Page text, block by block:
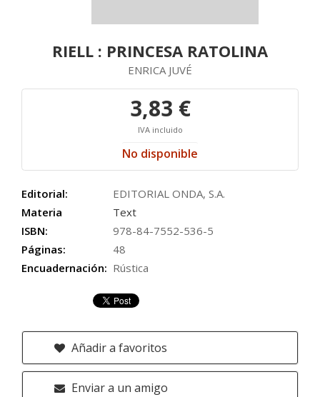
RIELL : PRINCESA RATOLINA
ENRICA JUVÉ
3,83 €
IVA incluido
No disponible
Editorial:
EDITORIAL ONDA, S.A.
Materia
Text
ISBN:
978-84-7552-536-5
Páginas:
48
Encuadernación: Rústica
Añadir a favoritos
Enviar a un amigo